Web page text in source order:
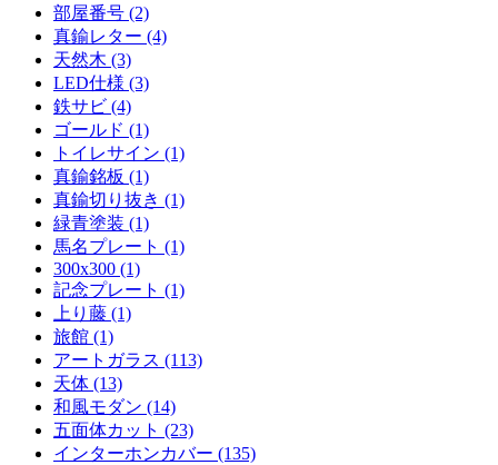
部屋番号 (2)
真鍮レター (4)
天然木 (3)
LED仕様 (3)
鉄サビ (4)
ゴールド (1)
トイレサイン (1)
真鍮銘板 (1)
真鍮切り抜き (1)
緑青塗装 (1)
馬名プレート (1)
300x300 (1)
記念プレート (1)
上り藤 (1)
旅館 (1)
アートガラス (113)
天体 (13)
和風モダン (14)
五面体カット (23)
インターホンカバー (135)